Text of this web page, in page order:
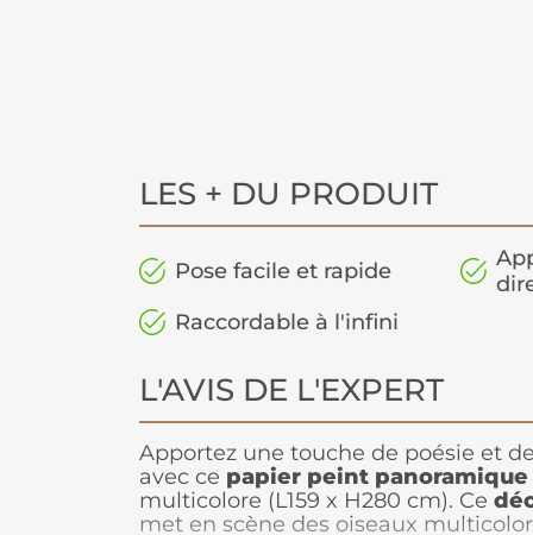
LES + DU PRODUIT
Pose facile et rapide
Raccordable à l'infini
L'AVIS DE L'EXPERT
Apportez une touche de poésie et
avec ce papier peint panoramique
multicolore (L159 x H280 cm). Ce
met en scène des oiseaux